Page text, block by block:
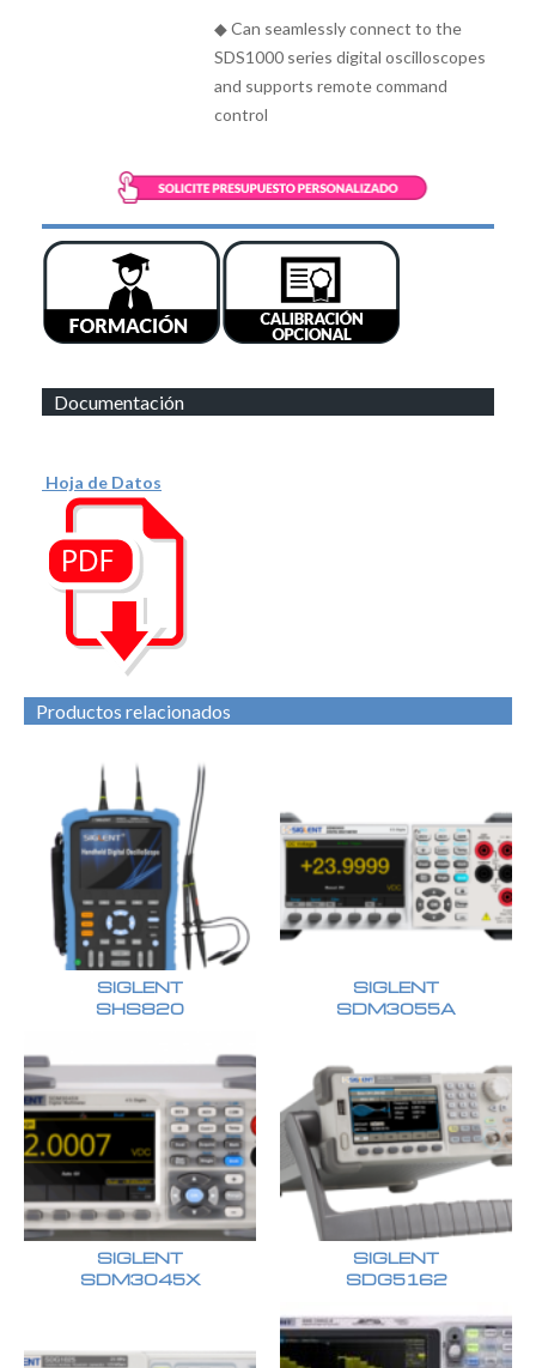
◆ Can seamlessly connect to the
SDS1000 series digital oscilloscopes
and supports remote command
control
Documentación
Hoja de Datos
Productos relacionados
SIGLENT
SHS820
SIGLENT
SDM3055A
SIGLENT
SDM3045X
SIGLENT
SDG5162